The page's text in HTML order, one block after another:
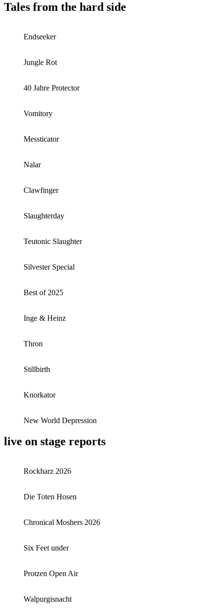
Tales from the hard side
Endseeker
Jungle Rot
40 Jahre Protector
Vomitory
Messticator
Nalar
Clawfinger
Slaughterday
Teutonic Slaughter
Silvester Special
Best of 2025
Inge & Heinz
Thron
Stillbirth
Knorkator
New World Depression
live on stage reports
Rockharz 2026
Die Toten Hosen
Chronical Moshers 2026
Six Feet under
Protzen Open Air
Walpurgisnacht